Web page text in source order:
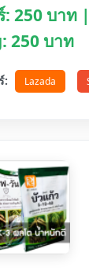
: 250 บาท
250 บาท
: Lazada